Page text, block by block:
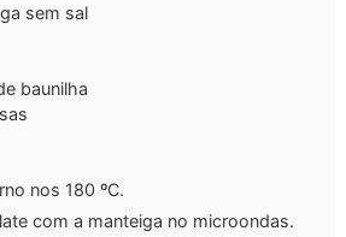
sem sal
baunilha
nos 180 ºC.
com a manteiga no microondas.